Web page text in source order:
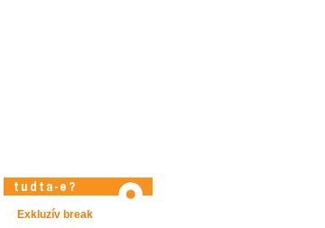
Exkluzív break